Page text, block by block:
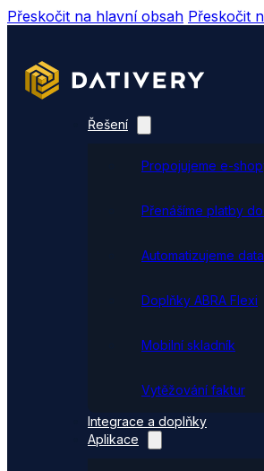
Přeskočit na hlavní obsah Přeskočit
Řešení
Propojujeme e-
Přenášíme platby
Automatizujeme
Doplňky ABRA Flexi
Mobilní skladník
Vytěžování faktur
Integrace a doplňky
Aplikace